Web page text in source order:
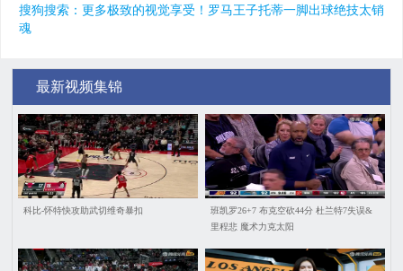
搜狗搜索：更多极致的视觉享受！罗马王子托蒂一脚出球绝技太销
魂
最新视频集锦
科比-怀特快攻助武切维奇暴扣
班凯罗26+7 布克空砍44分 杜兰特7失误&
里程悲 魔术力克太阳